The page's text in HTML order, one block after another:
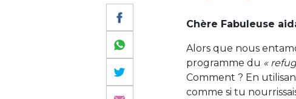
Chère Fabuleuse
Alors que nous
programme du «
Comment ? En
comme si tu